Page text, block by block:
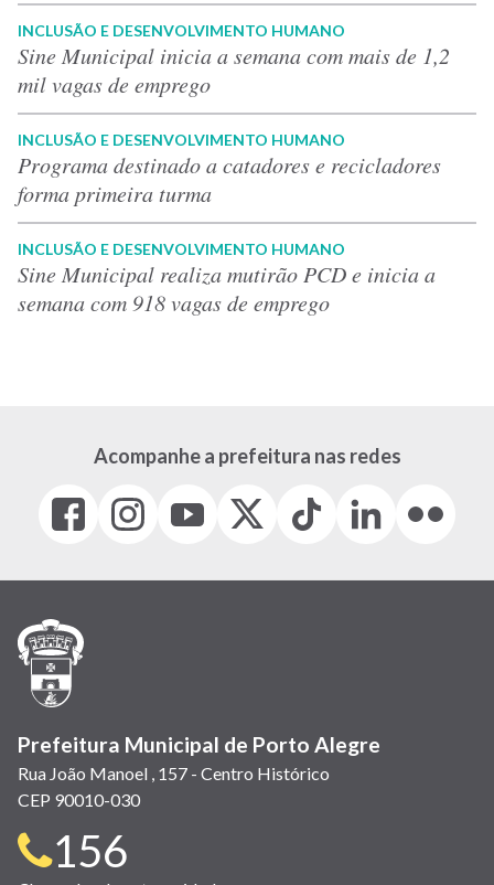
INCLUSÃO E DESENVOLVIMENTO HUMANO
Sine Municipal inicia a semana com mais de 1,2
mil vagas de emprego
INCLUSÃO E DESENVOLVIMENTO HUMANO
Programa destinado a catadores e recicladores
forma primeira turma
INCLUSÃO E DESENVOLVIMENTO HUMANO
Sine Municipal realiza mutirão PCD e inicia a
semana com 918 vagas de emprego
Acompanhe a prefeitura nas redes
Facebook
(link
em
janela)
Instagram
(link
em
(link
em
(Antigo
(link
Tiktok
(link
em
LinkedIn
(link
em
(link
em
Prefeitura Municipal de Porto Alegre
Rua João Manoel , 157 - Centro Histórico
CEP 90010-030
Telefone
156